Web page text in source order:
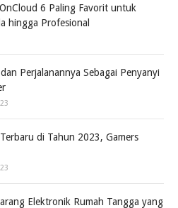
6 Paling Favorit untuk
hingga Profesional
Perjalanannya Sebagai Penyanyi
di Tahun 2023, Gamers
Elektronik Rumah Tangga yang